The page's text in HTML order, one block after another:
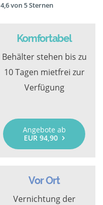
4,6 von 5 Sternen
Komfortabel
Behälter stehen bis zu
10 Tagen mietfrei zur
Verfügung
Angebote ab
EUR 94,90
Vor Ort
Vernichtung der